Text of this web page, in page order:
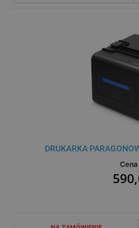
DRUKARKA